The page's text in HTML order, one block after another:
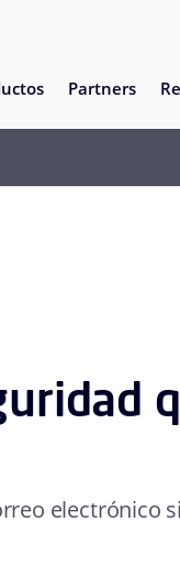
Partners
electrónico